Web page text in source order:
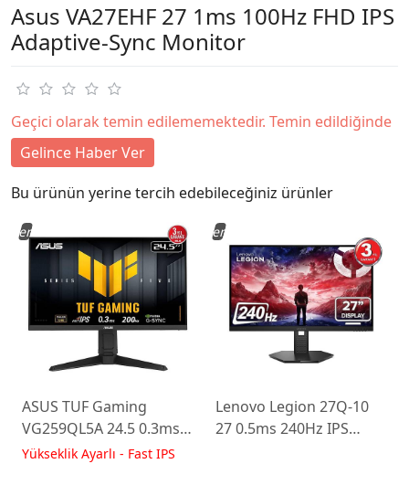
Asus VA27EHF 27 1ms 100Hz FHD IPS
Adaptive-Sync Monitor
Geçici olarak temin edilememektedir. Temin edildiğinde
Gelince Haber Ver
Bu ürünün yerine tercih edebileceğiniz ürünler
ASUS TUF Gaming
VG259QL5A 24.5 0.3ms
200Hz Fast IPS Yükseklik
Yükseklik Ayarlı - Fast IPS
Yeni
Lenovo Legion 27Q-10
27 0.5ms 240Hz IPS
Yeni